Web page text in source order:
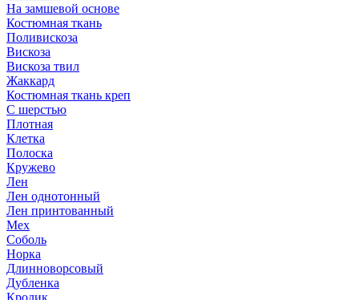
На замшевой основе
Костюмная ткань
Поливискоза
Вискоза
Вискоза твил
Жаккард
Костюмная ткань креп
С шерстью
Плотная
Клетка
Полоска
Кружево
Лен
Лен однотонный
Лен принтованный
Мех
Соболь
Норка
Длинноворсовый
Дубленка
Кролик